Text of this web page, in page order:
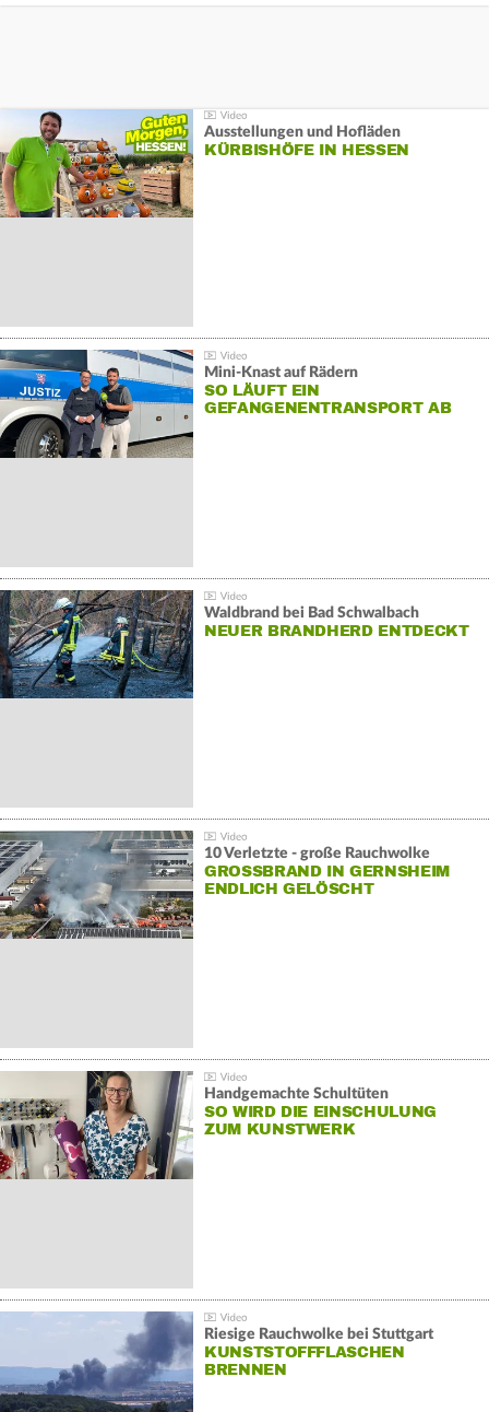
Ausstellungen und Hofläden
KÜRBISHÖFE IN HESSEN
Mini-Knast auf Rädern
SO LÄUFT EIN
GEFANGENENTRANSPORT AB
Waldbrand bei Bad Schwalbach
NEUER BRANDHERD ENTDECKT
10 Verletzte - große Rauchwolke
GROSSBRAND IN GERNSHEIM E
NDLICH GELÖSCHT
Handgemachte Schultüten
SO WIRD DIE EINSCHULUNG
ZUM KUNSTWERK
Riesige Rauchwolke bei Stuttgart
KUNSTSTOFFFLASCHEN
BRENNEN